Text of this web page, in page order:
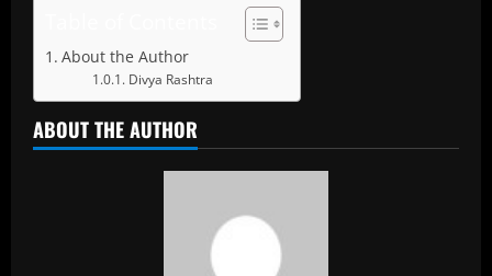
About the Author
Divya Rashtra
ABOUT THE AUTHOR